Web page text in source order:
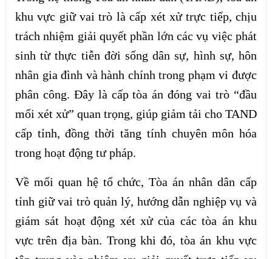
khu vực giữ vai trò là cấp xét xử trực tiếp, chịu
trách nhiệm giải quyết phần lớn các vụ việc phát
sinh từ thực tiễn đời sống dân sự, hình sự, hôn
nhân gia đình và hành chính trong phạm vi được
phân công. Đây là cấp tòa án đóng vai trò “đầu
mối xét xử” quan trọng, giúp giảm tải cho TAND
cấp tỉnh, đồng thời tăng tính chuyên môn hóa
trong hoạt động tư pháp.
Về mối quan hệ tổ chức, Tòa án nhân dân cấp
tỉnh giữ vai trò quản lý, hướng dẫn nghiệp vụ và
giám sát hoạt động xét xử của các tòa án khu
vực trên địa bàn. Trong khi đó, tòa án khu vực